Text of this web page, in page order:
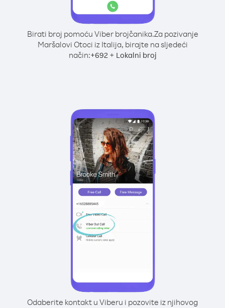
Birati broj pomoću Viber brojčanika.Za pozivanje
Maršalovi Otoci iz Italija, birajte na sljedeći
način:+692+ Lokalni broj
Odaberite kontakt u Viberu i pozovite iz njihovog